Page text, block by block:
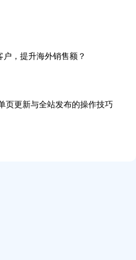
，提升海外销售额？
页更新与全站发布的操作技巧